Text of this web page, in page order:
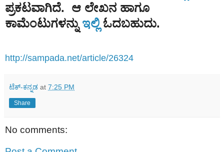
ಪ್ರಕಟವಾಗಿದೆ. ಆ ಲೇಖನ ಹಾಗೂ
ಕಾಮೆಂಟುಗಳನ್ನು ಇಲ್ಲಿ ಓದಬಹುದು.
http://sampada.net/article/26324
ಟೆಕ್-ಕನ್ನಡ at 7:25 PM
Share
No comments: